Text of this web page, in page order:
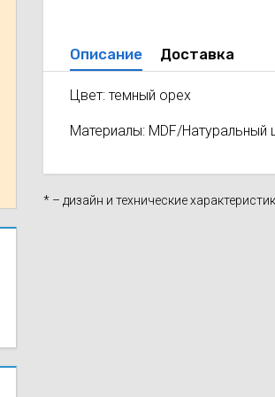
Описание Доставка
Цвет: темный орех
Материалы: MDF/Натуральный
* – дизайн и технические
Wi-Fi модуля для кондиционеров